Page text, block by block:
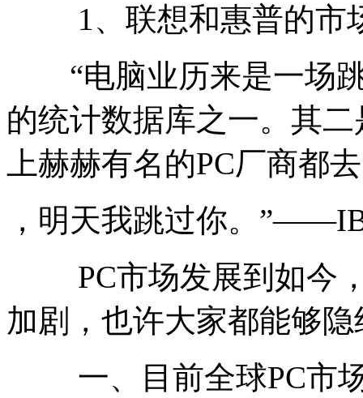
1、联想和惠普的市
“电脑业历来是一场跳
的统计数据库之一。其
上赫赫有名的PC厂商都
，明天我跳过你。
PC市场发展到如今，
加剧，也许大家都能够
一、目前全球PC市